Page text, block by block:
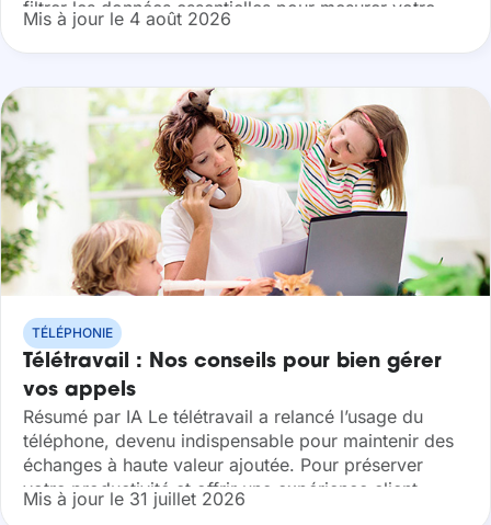
filtrer les données essentielles pour mesurer votre
retour sur investissement avec précision.
Découvrez...
Mis à jour le 4 août 2026
TÉLÉPHONIE
Télétravail : Nos conseils pour bien gérer
vos appels
Résumé par IA Le télétravail a relancé l’usage du
téléphone, devenu indispensable pour maintenir des
échanges à haute valeur ajoutée. Pour préserver
votre productivité et offrir une expérience client
irréprochable depuis chez vous, il est crucial...
Mis à jour le 31 juillet 2026